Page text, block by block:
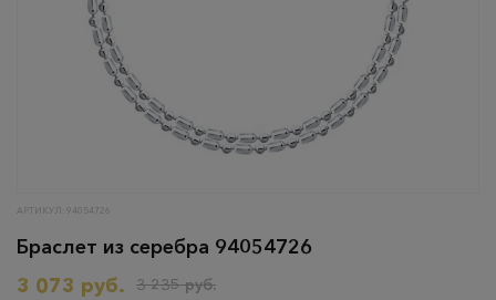
АРТИКУЛ: 94054726
Браслет из серебра 94054726
3 073 руб.
3 235 руб.